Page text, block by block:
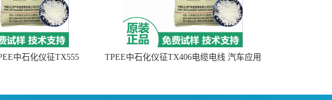
中石化仪征TX555 TPEE中石化仪征TX406电缆电线 汽车应用